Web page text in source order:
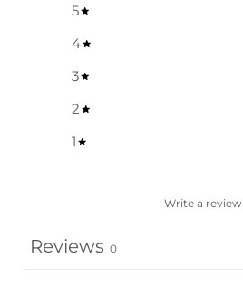
5
4
3
2
1
Write a review
Reviews 0